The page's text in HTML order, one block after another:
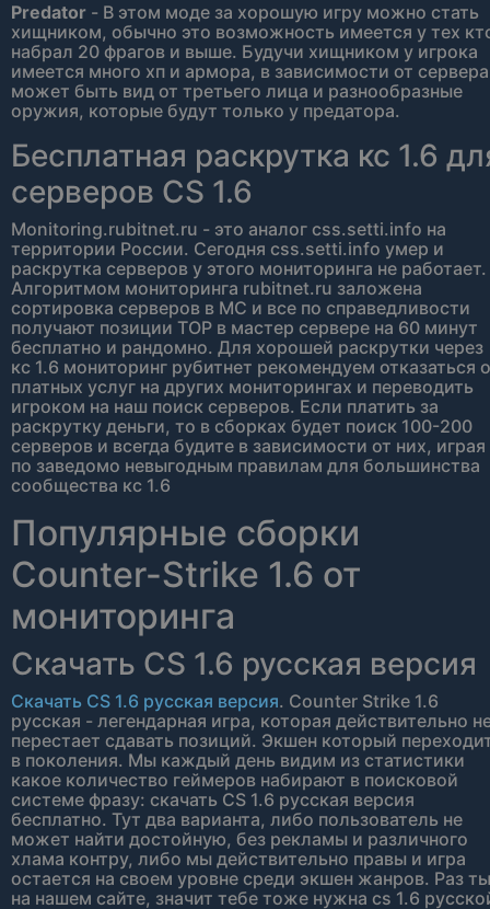
Predator - В этом моде за хорошую игру можно стать
хищником, обычно это возможность имеется у тех
набрал 20 фрагов и выше. Будучи хищником у игрока
имеется много хп и армора, в зависимости от сервера
может быть вид от третьего лица и разнообразные
оружия, которые будут только у предатора.
Бесплатная раскрутка кс 1.6
серверов CS 1.6
Monitoring.rubitnet.ru - это аналог css.setti.info на
территории России. Сегодня css.setti.info умер и
раскрутка серверов у этого мониторинга не работает.
Алгоритмом мониторинга rubitnet.ru заложена
сортировка серверов в МС и все по справедливости
получают позиции TOP в мастер сервере на 60 минут
бесплатно и рандомно. Для хорошей раскрутки через
кс 1.6 мониторинг рубитнет рекомендуем отказаться
платных услуг на других мониторингах и переводить
игроком на наш поиск серверов. Если платить за
раскрутку деньги, то в сборках будет поиск 100-200
серверов и всегда будите в зависимости от них, играя
по заведомо невыгодным правилам для большинства
сообщества кс 1.6
Популярные сборки
Counter-Strike 1.6 от
мониторинга
Скачать CS 1.6 русская версия
Скачать CS 1.6 русская версия. Counter Strike 1.6
русская - легендарная игра, которая действительно
перестает сдавать позиций. Экшен который
в поколения. Мы каждый день видим из статистики
какое количество геймеров набирают в поисковой
системе фразу: скачать CS 1.6 русская версия
бесплатно. Тут два варианта, либо пользователь не
может найти достойную, без рекламы и различного
хлама контру, либо мы действительно правы и игра
остается на своем уровне среди экшен жанров. Раз ты
на нашем сайте, значит тебе тоже нужна cs 1.6